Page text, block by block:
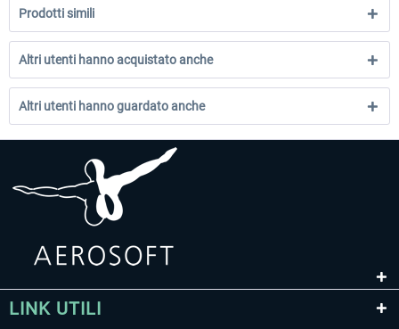
Prodotti simili
Altri utenti hanno acquistato anche
Altri utenti hanno guardato anche
LINK UTILI